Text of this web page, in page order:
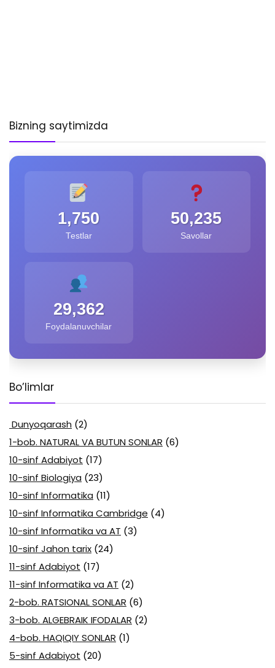
Bizning saytimizda
1,750
Testlar
50,235
Savollar
29,362
Foydalanuvchilar
Bo’limlar
Dunyoqarash (2)
1-bob. NATURAL VA BUTUN SONLAR (6)
10-sinf Adabiyot (17)
10-sinf Biologiya (23)
10-sinf Informatika (11)
10-sinf Informatika Cambridge (4)
10-sinf Informatika va AT (3)
10-sinf Jahon tarix (24)
11-sinf Adabiyot (17)
11-sinf Informatika va AT (2)
2-bob. RATSIONAL SONLAR (6)
3-bob. ALGEBRAIK IFODALAR (2)
4-bob. HAQIQIY SONLAR (1)
5-sinf Adabiyot (20)